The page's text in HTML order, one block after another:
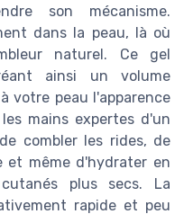
son mécanisme.
dans la peau, là où
naturel. Ce gel
ainsi un volume
votre peau l'apparence
mains expertes d'un
combler les rides, de
et même d'hydrater en
plus secs. La
rapide et peu